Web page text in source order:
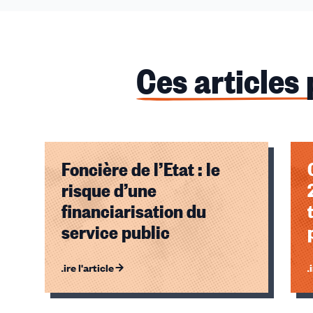
Ces articles
Foncière de l’Etat : le
risque d’une
financiarisation du
service public
Lire l'article
Éléments